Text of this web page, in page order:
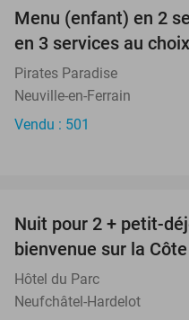
Menu (enfant) en 2
en 3 services au
Pirates Paradise
Neuville-en-Ferrain
Vendu : 501
Nuit pour 2 + petit-
bienvenue sur la
Hôtel du Parc
Neufchâtel-Hardelot